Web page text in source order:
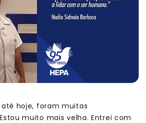
hoje, foram muitas
muito mais velha. Entrei com